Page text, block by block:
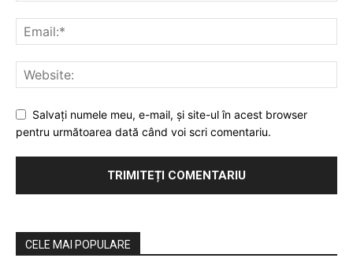
Salvaţi numele meu, e-mail, şi site-ul în acest browser
pentru următoarea dată când voi scri comentariu.
CELE MAI POPULARE